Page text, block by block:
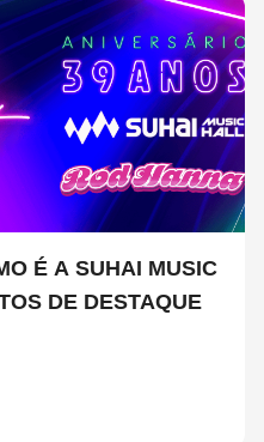
É A SUHAI MUSIC
DE DESTAQUE